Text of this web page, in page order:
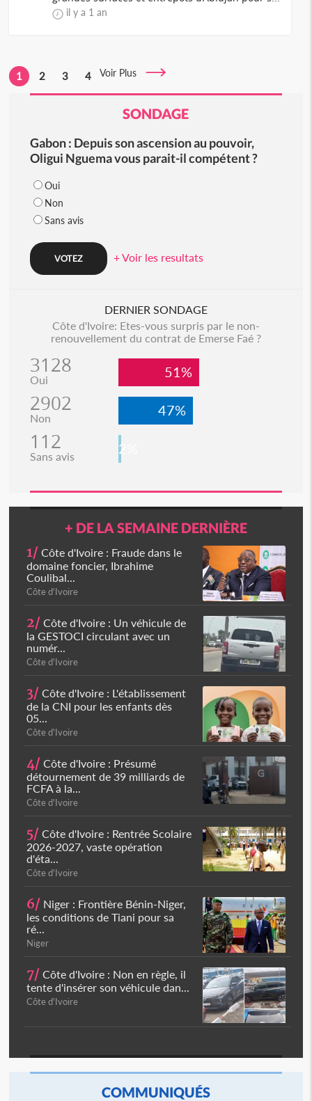
il y a 1 an
1 2 3 4 Voir Plus
SONDAGE
Gabon : Depuis son ascension au pouvoir,
Oligui Nguema vous parait-il compétent ?
Oui
Non
Sans avis
+ Voir les resultats
DERNIER SONDAGE
Côte d'Ivoire: Etes-vous surpris par le non-
renouvellement du contrat de Emerse Faé ?
3128
Oui 51%
2902
Non 47%
112
Sans avis 2%
+ DE LA SEMAINE DERNIÈRE
1/ Côte d'Ivoire : Fraude dans le
domaine foncier, Ibrahime
Coulibal...
Côte d'Ivoire
2/ Côte d'Ivoire : Un véhicule de
la GESTOCI circulant avec un
numér...
Côte d'Ivoire
3/ Côte d'Ivoire : L'établissement
de la CNI pour les enfants dès
05...
Côte d'Ivoire
4/ Côte d'Ivoire : Présumé
détournement de 39 milliards de
FCFA à la...
Côte d'Ivoire
5/ Côte d'Ivoire : Rentrée Scolaire
2026-2027, vaste opération
d'éta...
Côte d'Ivoire
6/ Niger : Frontière Bénin-Niger,
les conditions de Tiani pour sa
ré...
Niger
7/ Côte d'Ivoire : Non en règle, il
tente d'insérer son véhicule dan...
Côte d'Ivoire
COMMUNIQUÉS